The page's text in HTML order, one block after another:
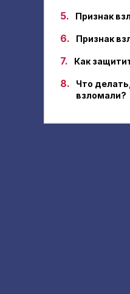
5. Признак
6. Признак
7. Как
8.
Что
взломали?